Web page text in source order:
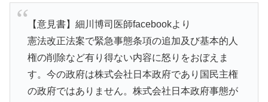
【意見書】細川博司医師facebookより
憲法改正法案で緊急事態条項の追加及び基本的人
権の削除など有り得ない内容に怒りをおぼえま
す。今の政府は株式会社日本政府であり国民主権
の政府ではありません。株式会社日本政府事態が